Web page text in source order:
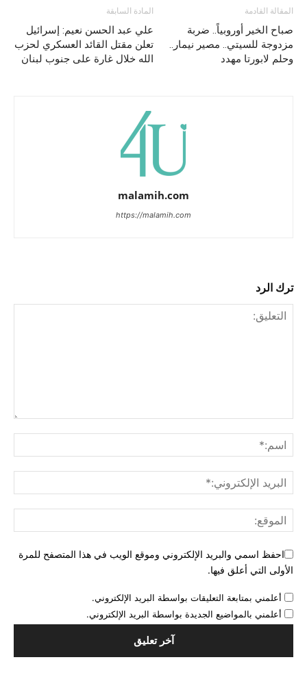
المادة السابقة
علي عبد الحسن نعيم: إسرائيل
تعلن مقتل القائد العسكري لحزب
الله خلال غارة على جنوب لبنان
المقالة القادمة
صباح الخير أوروبياً.. ضربة
مزدوجة للسيتي.. مصير نيمار..
وحلم لابورتا مهدد
malamih.com
https://malamih.com
ترك الرد
احفظ اسمي والبريد الإلكتروني وموقع الويب في هذا المتصفح للمرة
الأولى التي أعلق فيها.
أعلمني بمتابعة التعليقات بواسطة البريد الإلكتروني.
أعلمني بالمواضيع الجديدة بواسطة البريد الإلكتروني.